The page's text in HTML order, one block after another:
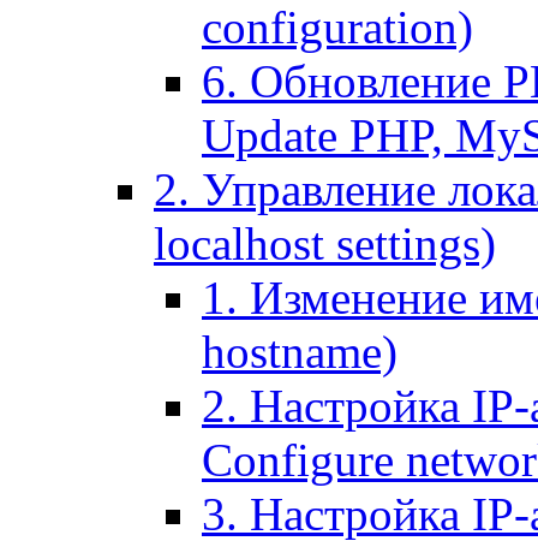
configuration)
6. Обновление
Update PHP,
2. Управление
localhost settings)
1. Изменение
hostname)
2. Настройка IP-
Configure
3. Настройка